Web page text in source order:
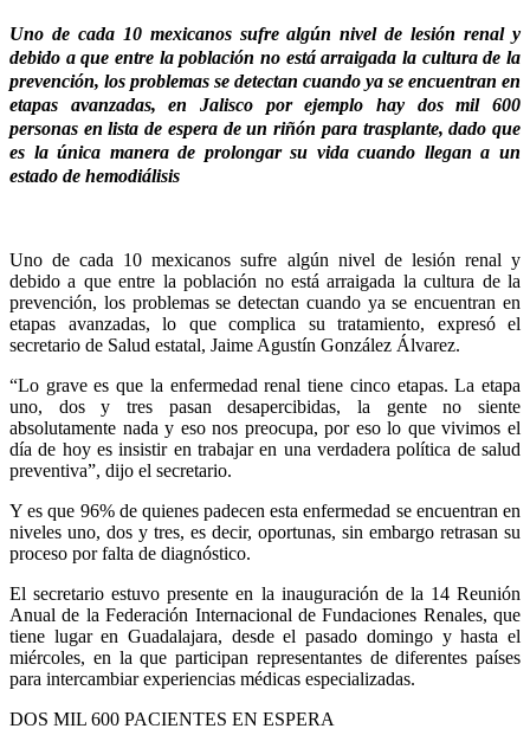
Uno de cada 10 mexicanos sufre algún nivel de lesión renal y
debido a que entre la población no está arraigada la cultura de la
prevención, los problemas se detectan cuando ya se encuentran en
etapas avanzadas, en Jalisco por ejemplo hay dos mil 600
personas en lista de espera de un riñón para trasplante, dado que
es la única manera de prolongar su vida cuando llegan a un
estado de hemodiálisis
Uno de cada 10 mexicanos sufre algún nivel de lesión renal y
debido a que entre la población no está arraigada la cultura de la
prevención, los problemas se detectan cuando ya se encuentran en
etapas avanzadas, lo que complica su tratamiento, expresó el
secretario de Salud estatal, Jaime Agustín González Álvarez.
“Lo grave es que la enfermedad renal tiene cinco etapas. La etapa
uno, dos y tres pasan desapercibidas, la gente no siente
absolutamente nada y eso nos preocupa, por eso lo que vivimos el
día de hoy es insistir en trabajar en una verdadera política de salud
preventiva”, dijo el secretario.
Y es que 96% de quienes padecen esta enfermedad se encuentran en
niveles uno, dos y tres, es decir, oportunas, sin embargo retrasan su
proceso por falta de diagnóstico.
El secretario estuvo presente en la inauguración de la 14 Reunión
Anual de la Federación Internacional de Fundaciones Renales, que
tiene lugar en Guadalajara, desde el pasado domingo y hasta el
miércoles, en la que participan representantes de diferentes países
para intercambiar experiencias médicas especializadas.
DOS MIL 600 PACIENTES EN ESPERA